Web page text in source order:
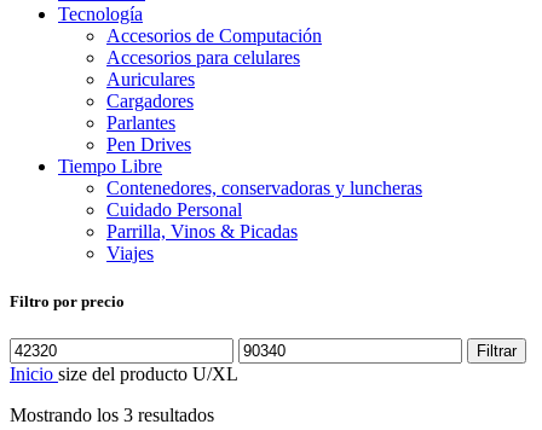
Tecnología
Accesorios de Computación
Accesorios para celulares
Auriculares
Cargadores
Parlantes
Pen Drives
Tiempo Libre
Contenedores, conservadoras y luncheras
Cuidado Personal
Parrilla, Vinos & Picadas
Viajes
Filtro por precio
Precio
mínimo
Precio
máximo
Filtrar
Inicio size del producto U/XL
Mostrando los 3 resultadosOrdenado